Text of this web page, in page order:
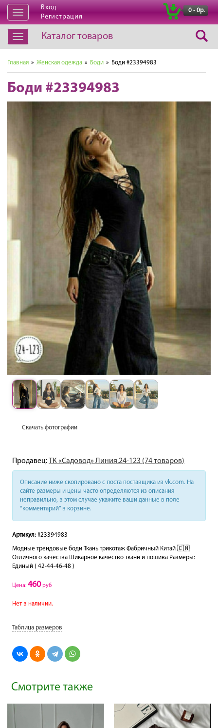
Открыть
навигацию
Вход
Регистрация
0 - 0р.
Открыть
навигацию
Каталог товаров
Главная » Женская одежда » Боди » Боди #23394983
Боди #23394983
Скачать фотографии
Продавец:ТК «Садовод» Линия.24-123 (74 товаров)
Описание ниже скопировано с поста поставщика из vk.com. На
сайте размеры и цены часто определяются из описания
неправильно, в этом случае укажите ваши данные в поле
“комментарий” в корзине.
Артикул: #23394983
Модные трендовые боди Ткань трикотаж Фабричный Китай 🇨🇳
Отличного качества Шикарное качество ткани и пошива Размеры:
Единый ( 42-44-46-48 )
Цена: 460руб
Нет в наличии.
Таблица размеров
Смотрите также